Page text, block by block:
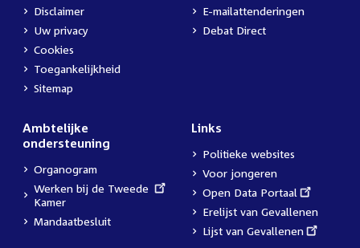
Disclaimer
Uw privacy
Cookies
Toegankelijkheid
Sitemap
E-mailattenderingen
Debat Direct
Ambtelijke
ondersteuning
Organogram
External
link:
Werken bij de Tweede
Kamer
Mandaatbesluit
Links
Politieke websites
Voor jongeren
External
link:
Open Data Portaal
Erelijst van Gevallenen
External
Lijst van Gevallenen